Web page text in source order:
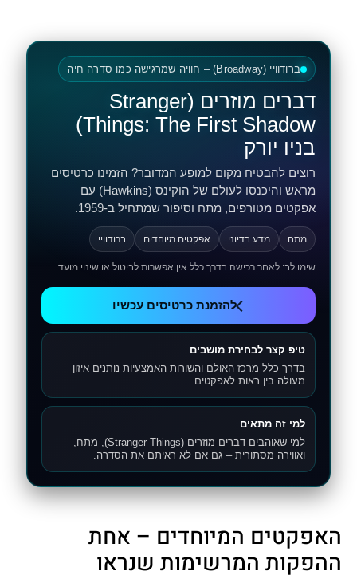
ברודוויי (Broadway) – חוויה שמרגישה כמו סדרה חיה
דברים מוזרים (Stranger
Things: The First Shadow)
בניו יורק
רוצים להבטיח מקום למופע המדובר? הזמינו כרטיסים
מראש והיכנסו לעולם של הוקינס (Hawkins) עם
אפקטים מטורפים, מתח וסיפור שמתחיל ב-1959.
מתח מדע בדיוני אפקטים מיוחדים ברודוויי
שימו לב: לאחר רכישה בדרך כלל אין אפשרות לביטול או שינוי מועד.
להזמנת כרטיסים עכשיו
טיפ קצר לבחירת מושבים
בדרך כלל מרכז האולם והשורות האמצעיות נותנים איזון
מעולה בין ראות לאפקטים.
למי זה מתאים
למי שאוהבים דברים מוזרים (Stranger Things), מתח,
ואווירה מסתורית – גם אם לא ראיתם את הסדרה.
האפקטים המיוחדים – אחת
ההפקות המרשימות שנראו